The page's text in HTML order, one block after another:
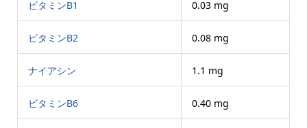
ビタミンB1 0.03 mg
ビタミンB2 0.08 mg
ナイアシン 1.1 mg
ビタミンB6 0.40 mg